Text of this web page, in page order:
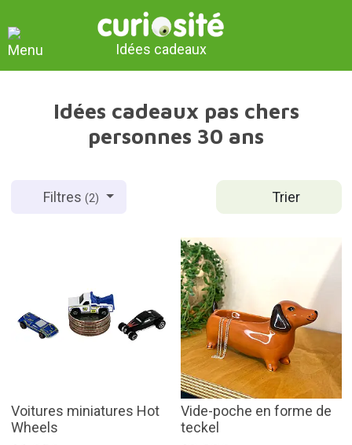
Idées cadeaux
Idées cadeaux pas chers
personnes 30 ans
Trier
Filtres(2)
Voitures miniatures Hot
Wheels
Vide-poche en forme de
teckel